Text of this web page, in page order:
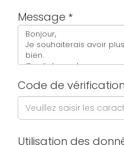
Message
Code de vérification
Utilisation des